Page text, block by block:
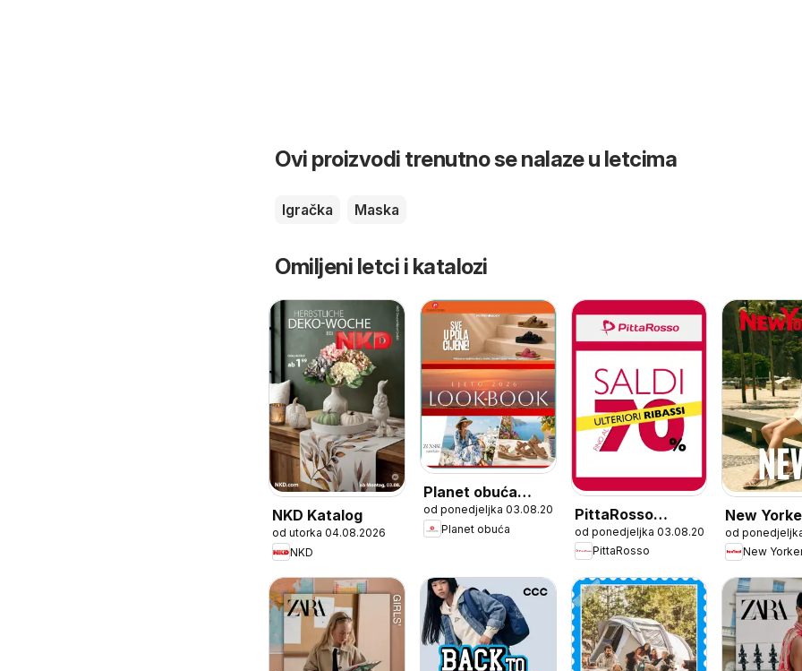
Ovi proizvodi trenutno se nalaze u letcima
Igračka Maska
Omiljeni letci i katalozi
NKD Katalog
od utorka 04.08.2026
NKD
Planet obuća
Katalog
od ponedjeljka 03.08.2026
Planet obuća
PittaRosso
Katalog
od ponedjeljka 03.08.2026
PittaRosso
New
Katalog
od
New